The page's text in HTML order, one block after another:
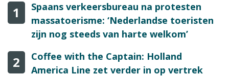
1
Spaans verkeersbureau na protesten
massatoerisme: ‘Nederlandse toeristen
zijn nog steeds van harte welkom’
2
Coffee with the Captain: Holland
America Line zet verder in op vertrek